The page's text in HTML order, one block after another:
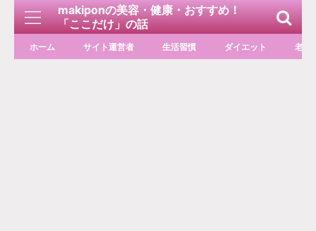
makiponの美容・健康・おすすめ！
「ここだけ」の話
ホーム サイト運営者 生活習慣 ダイエット 老化